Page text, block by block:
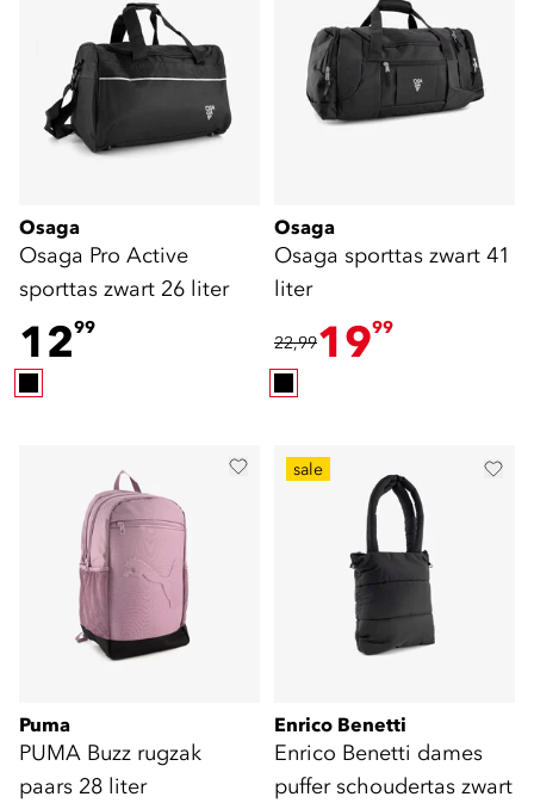
Osaga
Osaga Pro Active
sporttas zwart 26 liter
1299
Osaga
Osaga sporttas zwart 41
liter
22,991999
Puma
PUMA Buzz rugzak
paars 28 liter
sale
Enrico Benetti
Enrico Benetti dames
puffer schoudertas zwart